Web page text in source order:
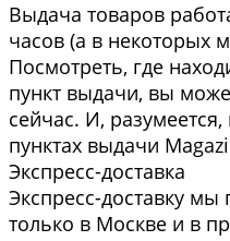
Выдача товаров
часов (а в некоторых
Посмотреть, где
пункт выдачи, вы
сейчас. И,
пунктах выдачи
Экспресс-доставка
Экспресс-доставку мы
только в Москве и в